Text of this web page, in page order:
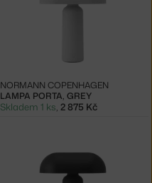
LAMPA PORTA, GREY
NORMANN COPENHAGEN
Skladem 1 ks 2 875 Kč